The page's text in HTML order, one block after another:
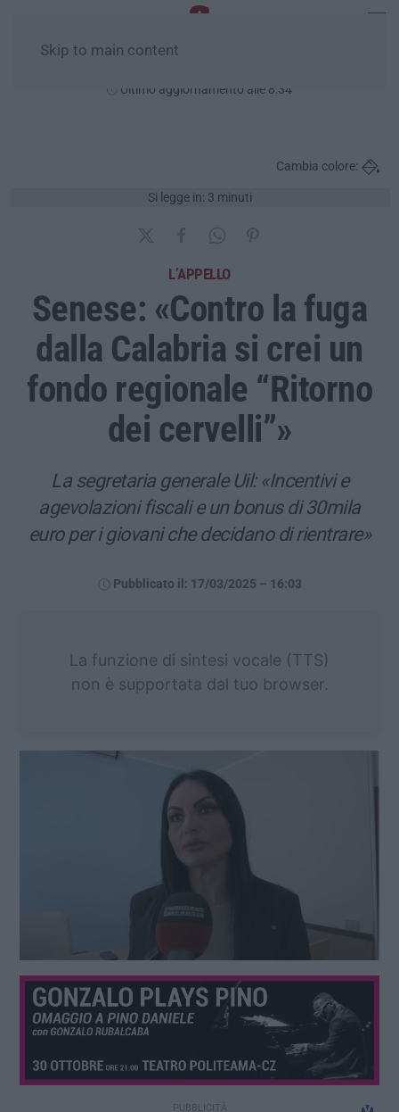
Skip to main content
Ultimo aggiornamento alle 8:34
Si legge in: 3 minuti
Cambia colore:
L’APPELLO
Senese: «Contro la fuga
dalla Calabria si crei un
fondo regionale “Ritorno
dei cervelli”»
La segretaria generale Uil: «Incentivi e
agevolazioni fiscali e un bonus di 30mila
euro per i giovani che decidano di rientrare»
Pubblicato il: 17/03/2025 – 16:03
La funzione di sintesi vocale (TTS)
non è supportata dal tuo browser.